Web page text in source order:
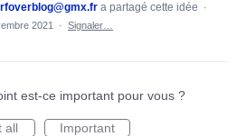
a partagé cette idée
·
2021
· Signaler…
est-ce important pour vous ?
all
Important